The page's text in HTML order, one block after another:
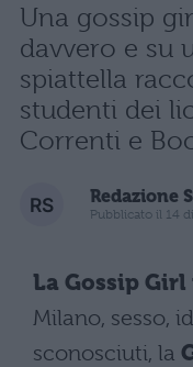
Una gossip
davvero e su
spiattella
studenti dei
Correnti e
Redazione
Pubblicato il 14
La Gossip
Milano, sesso,
sconosciuti, la